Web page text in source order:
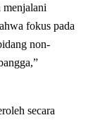
fokus pada
non-
secara